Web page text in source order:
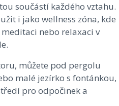
součástí každého vztahu.
i jako wellness zóna, kde
nebo relaxaci v
můžete pod pergolu
malé jezírko s fontánkou,
pro odpočinek a